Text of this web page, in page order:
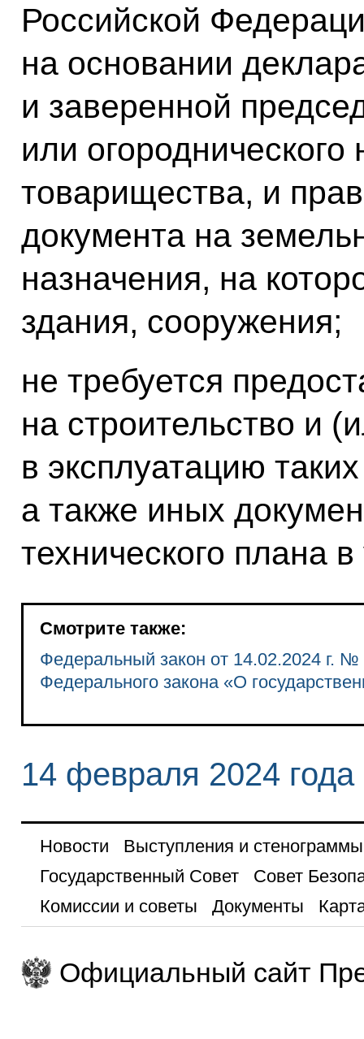
Российской
на основании
и заверенной
или огороднического
товарищества, и
документа на
назначения, на
здания, сооружения;
не требуется
на строительство и
в эксплуатацию
а также иных
технического плана
Смотрите также:
Федеральный закон от 14.02.2024 г.
Федерального закона «О
14 февраля 2024 года
Новости
Выступления и стенограммы
Государственный Совет
Совет
Комиссии и советы
Документы
Официальный сайт